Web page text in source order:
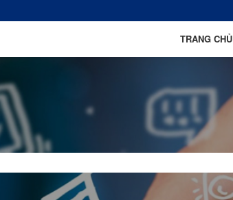
TRANG CHỦ